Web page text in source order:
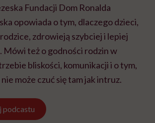
Fundacji Dom Ronalda
opowiada o tym, dlaczego dzieci,
zdrowieją szybciej i lepiej
Mówi też o godności rodzin w
bliskości, komunikacji i o tym,
może czuć się tam jak intruz.
podcastu